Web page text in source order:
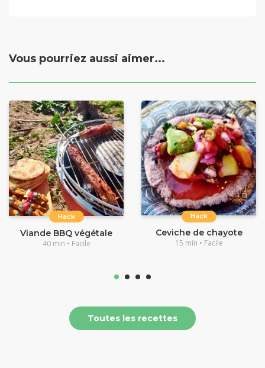
Vous pourriez aussi aimer...
Hack
Viande BBQ végétale
40 min • Facile
Hack
Ceviche de chayote
15 min • Facile
Toutes les recettes